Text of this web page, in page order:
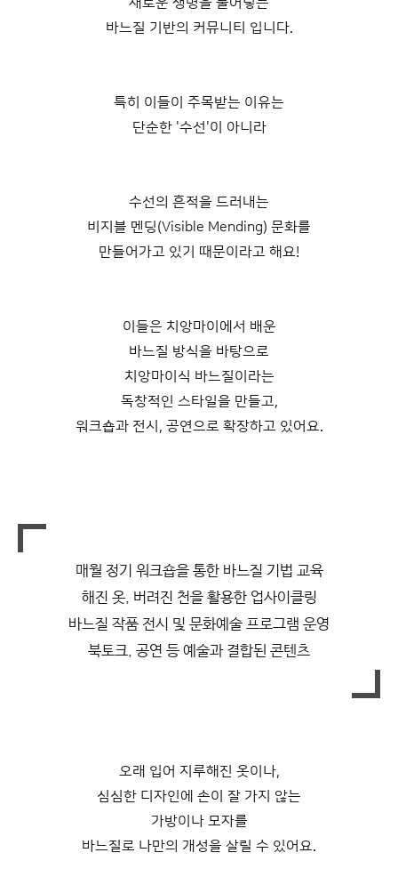
바느질 기반의 커뮤니티 입니다.
특히 이들이 주목받는 이유는
단순한 '수선'이 아니라
수선의 흔적을 드러내는
비지블 멘딩(Visible Mending) 문화를
만들어가고 있기 때문이라고 해요!
이들은 치앙마이에서 배운
바느질 방식을 바탕으로
치앙마이식 바느질이라는
독창적인 스타일을 만들고,
워크숍과 전시, 공연으로 확장하고 있어요.
매월 정기 워크숍을 통한 바느질 기법 교육
해진 옷, 버려진 천을 활용한 업사이클링
바느질 작품 전시 및 문화예술 프로그램 운영
북토크, 공연 등 예술과 결합된 콘텐츠
오래 입어 지루해진 옷이나,
심심한 디자인에 손이 잘 가지 않는
가방이나 모자를
바느질로 나만의 개성을 살릴 수 있어요.